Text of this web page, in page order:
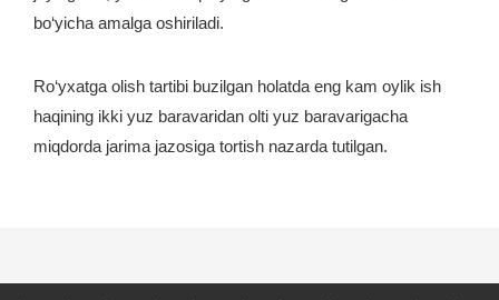
bo‘yicha amalga oshiriladi.
Ro‘yxatga olish tartibi buzilgan holatda eng kam oylik ish
haqining ikki yuz baravaridan olti yuz baravarigacha
miqdorda jarima jazosiga tortish nazarda tutilgan.